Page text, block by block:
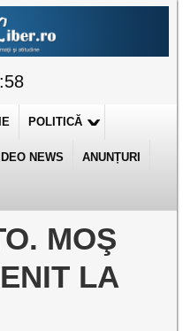
POLITICĂ
NEWS ANUNȚURI
MOŞ
LA